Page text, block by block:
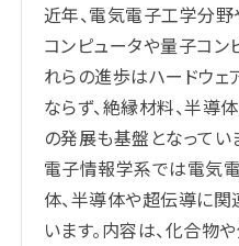
近年、電気電子工学分野
コンピュータや量子コン
れらの進歩はハードウェ
ならず、絶縁材料、半導
の発展も基盤となってい
電子情報学系では電気
体、半導体や超伝導に
います。内容は、化合物